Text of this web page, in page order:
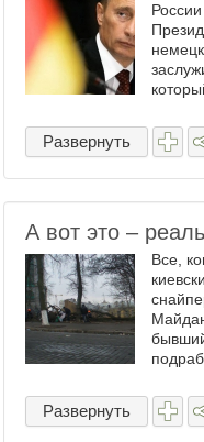
Развернуть
А вот это –
Все,
Развернуть